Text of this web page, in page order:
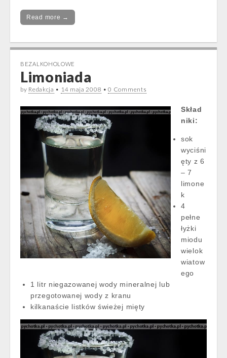
Read more →
BEZALKOHOLOWE
Limoniada
by Redakcja • 14 maja 2008 •0 Comments
Skład
niki:
sok
wyciśni
ęty z 6
– 7
limone
k
4
pełne
łyżki
miodu
wielok
wiatow
ego
1 litr niegazowanej wody mineralnej lub
przegotowanej wody z kranu
kilkanaście listków świeżej mięty